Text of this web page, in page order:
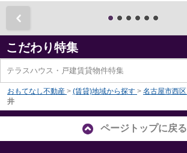
こだわり特集
テラスハウス・戸建賃貸物件特集
おもてなし不動産 > (賃貸)地域から探す > 名古屋市西区
井
ページトップに戻る